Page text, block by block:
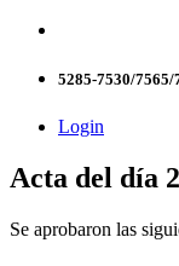
5285-7530/7565/
Login
Acta del día
Se aprobaron las